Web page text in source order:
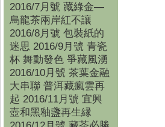
2016/7月號 藏綠金—
烏龍茶兩岸紅不讓
2016/8月號 包裝紙的
迷思 2016/9月號 青瓷
杯 舞動發色 爭藏風湧
2016/10月號 茶葉金融
大串聯 普洱藏瘋雲再
起 2016/11月號 宜興
壺和黑釉盞再生縁